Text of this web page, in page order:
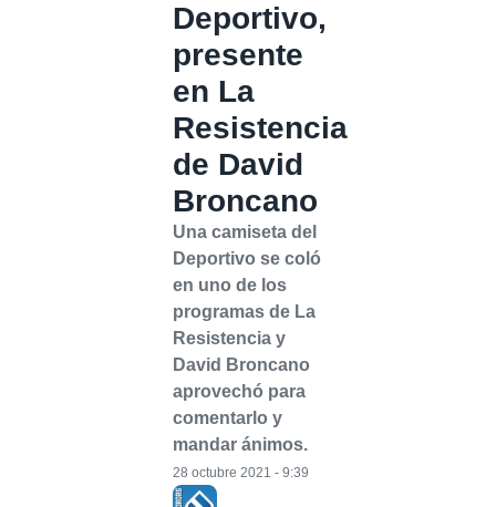
Deportivo,
presente
en La
Resistencia
de David
Broncano
Una camiseta del
Deportivo se coló
en uno de los
programas de La
Resistencia y
David Broncano
aprovechó para
comentarlo y
mandar ánimos.
28 octubre 2021 - 9:39